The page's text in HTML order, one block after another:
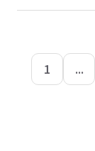
1 ...